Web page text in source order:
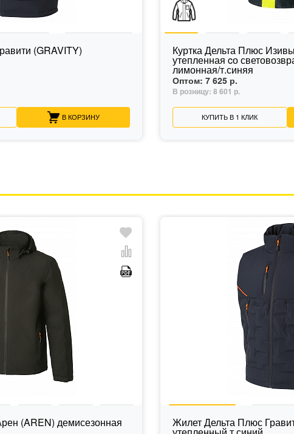
(GRAVITY)
В КОРЗИНУ
Куртка Дельта Плюс
утепленная cо
лимонная/т.синяя
Оптом: 7 625 р.
В розницу: 8 601 р.
КУПИТЬ В 1 КЛИК
(AREN) демисезонная Жилет Дельта Плюс